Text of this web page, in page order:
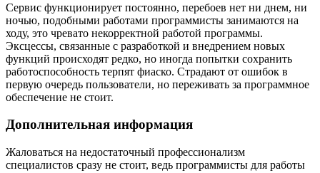
Сервис функционирует постоянно, перебоев нет ни днем, ни
ночью, подобными работами программисты занимаются на
ходу, это чревато некорректной работой программы.
Эксцессы, связанные с разработкой и внедрением новых
функций происходят редко, но иногда попытки сохранить
работоспособность терпят фиаско. Страдают от ошибок в
первую очередь пользователи, но переживать за программное
обеспечение не стоит.
Дополнительная информация
Жаловаться на недостаточный профессионализм
специалистов сразу не стоит, ведь программисты для работы